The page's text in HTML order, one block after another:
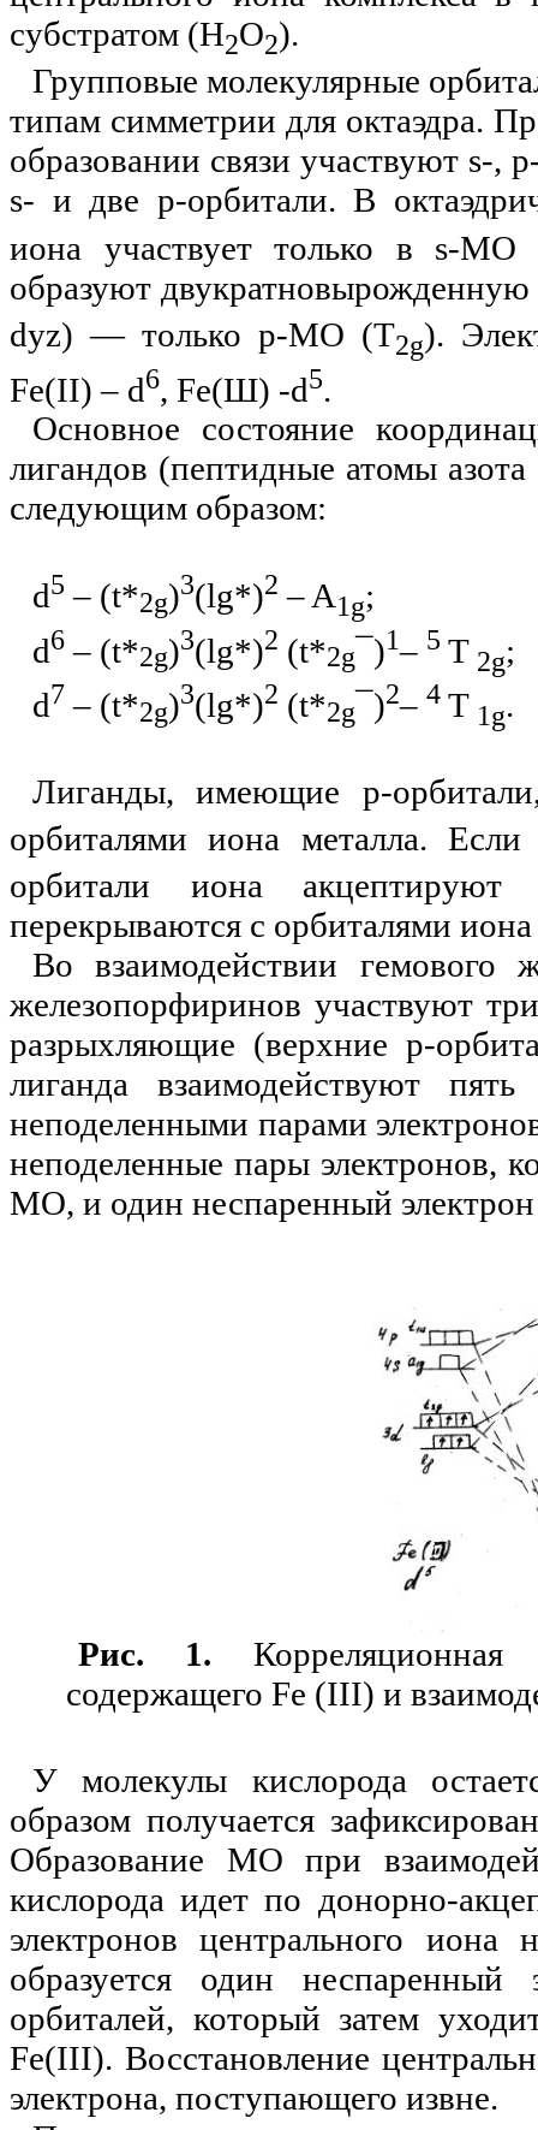
субстратом (Н2О2).
Групповые молекулярные
типам симметрии для октаэдра.
образовании связи участвуют s-,
s- и две p-орбитали. В
иона участвует только в s-МО
образуют
dyz) — только p-МО (Т2g).
Fe(II) – d6, Fe(Ш) -d5.
Основное состояние
лигандов (пептидные атомы
следующим образом:
d5 – (t*2g)3(lg*)2 – A1g;
d6– (t*2g)3(lg*)2 (t*2g¯)1– 5 T 2g;
d7 – (t*2g)3(lg*)2 (t*2g )2– 4 T 1g.
Лиганды, имеющие p-
орбиталями иона металла.
орбитали иона
перекрываются с орбиталями
Во взаимодействии гемового
железопорфиринов участвуют
разрыхляющие (верхниеp-
лиганда взаимодействуют
неподеленными парами
неподеленные пары электронов,
МО, и один неспаренный
Рис. 1.
содержащегоFe (III) и
У молекулы кислорода
образом получается
Образование МО при
кислорода идет по донорно-
электронов центрального
образуется один
орбиталей, который затем
Fe(III). Восстановление
электрона, поступающего извне.